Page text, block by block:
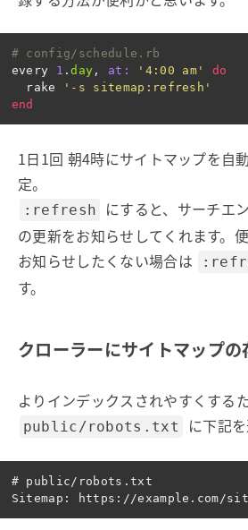
# config/schedule.rb
every
1 .day , at: '4:00 am'
do
rake
'-s sitemap:refresh'
end
1日1回 朝4時にサイトマップを自
定。
:refresh
にすると、サーチエ
の更新をお知らせしてくれます。便
お知らせしたくない場合は
す。
クローラーにサイトマップの
よりインデックスされやすくするた
public/robots.txt に下記を
# public/robots.txt